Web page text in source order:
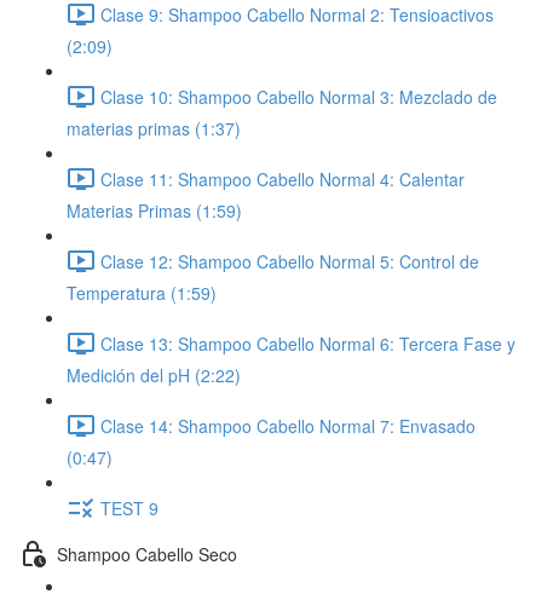
Clase 9: Shampoo Cabello Normal 2: Tensioactivos
(2:09)
Clase 10: Shampoo Cabello Normal 3: Mezclado de
materias primas (1:37)
Clase 11: Shampoo Cabello Normal 4: Calentar
Materias Primas (1:59)
Clase 12: Shampoo Cabello Normal 5: Control de
Temperatura (1:59)
Clase 13: Shampoo Cabello Normal 6: Tercera Fase y
Medición del pH (2:22)
Clase 14: Shampoo Cabello Normal 7: Envasado
(0:47)
TEST 9
Shampoo Cabello Seco